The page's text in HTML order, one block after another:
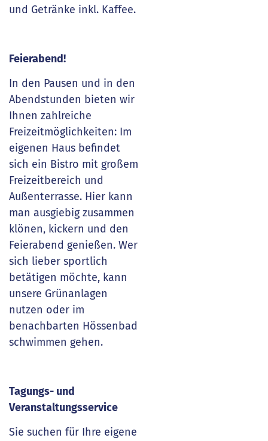
und Getränke inkl. Kaffee.
Feierabend!
In den Pausen und in den
Abendstunden bieten wir
Ihnen zahlreiche
Freizeitmöglichkeiten: Im
eigenen Haus befindet
sich ein Bistro mit großem
Freizeitbereich und
Außenterrasse. Hier kann
man ausgiebig zusammen
klönen, kickern und den
Feierabend genießen. Wer
sich lieber sportlich
betätigen möchte, kann
unsere Grünanlagen
nutzen oder im
benachbarten Hössenbad
schwimmen gehen.
Tagungs- und
Veranstaltungsservice
Sie suchen für Ihre eigene